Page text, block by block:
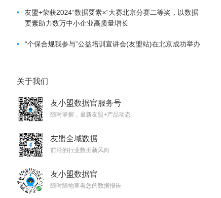
•
友盟+荣获2024“数据要素×”大赛北京分赛二等奖，以数据
要素助力数万中小企业高质量增长
• “个保合规我参与”公益培训宣讲会(友盟站)在北京成功举办
关于我们
友小盟数据官服务号
随时掌握，最新友盟+产品动态
友盟全域数据
前沿的行业数据新风向
友小盟数据官
随时随地查看您的数据报告